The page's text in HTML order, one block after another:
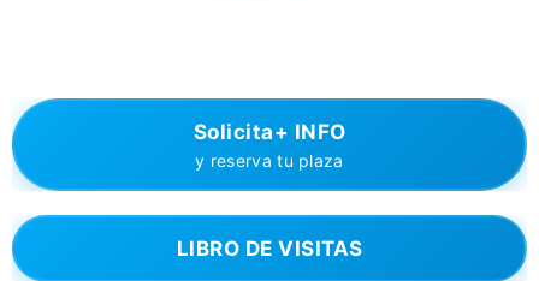
Solicita+ INFO
y reserva tu plaza
LIBRO DE VISITAS